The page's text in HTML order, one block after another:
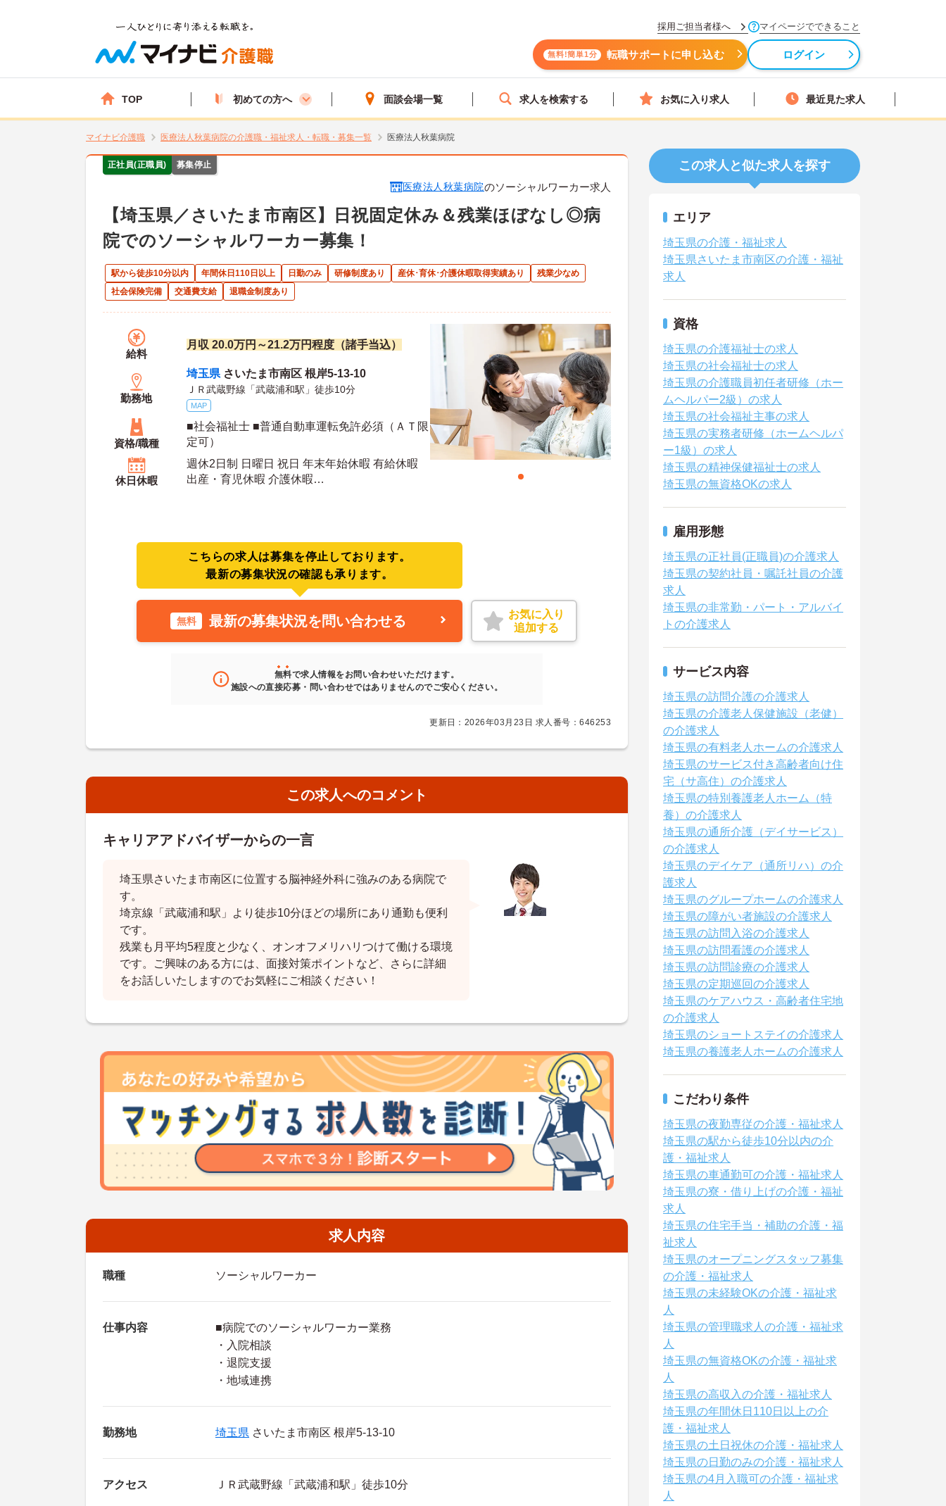
採用ご担当者様へ マイページでできること
無料!簡単1分 転職サポートに申し込む ログイン
TOP 初めての方へ 面談会場一覧 求人を検索する お気に入り求人 最近見た求人
マイナビ介護職 医療法人秋葉病院の介護職・福祉求人・転職・募集一覧 医療法人秋葉病院
正社員(正職員) 募集停止
医療法人秋葉病院のソーシャルワーカー求人
【埼玉県／さいたま市南区】日祝固定休み＆残業ほぼなし◎病
院でのソーシャルワーカー募集！
駅から徒歩10分以内 年間休日110日以上 日勤のみ 研修制度あり 産休･育休･介護休暇取得実績あり
残業少なめ
社会保険完備
交通費支給 退職金制度あり
給料
月収 20.0万円～21.2万円程度（諸手当込）
勤務地
埼玉県 さいたま市南区 根岸5-13-10
ＪＲ武蔵野線「武蔵浦和駅」徒歩10分
MAP
資格/職種
■社会福祉士 ■普通自動車運転免許必須（ＡＴ限
定可）
休日休暇
週休2日制 日曜日 祝日 年末年始休暇 有給休暇
出産・育児休暇 介護休暇
こちらの求人は募集を停止しております。
最新の募集状況の確認も承ります。
無料 最新の募集状況を問い合わせる
お気に入り
追加する
無料で求人情報をお問い合わせいただけます。
施設への直接応募・問い合わせではありませんのでご安心ください。
更新日：2026年03月23日 求人番号：646253
この求人へのコメント
キャリアアドバイザーからの一言
埼玉県さいたま市南区に位置する脳神経外科に強みのある病院で
す。
埼京線「武蔵浦和駅」より徒歩10分ほどの場所にあり通勤も便利
です。
残業も月平均5程度と少なく、オンオフメリハリつけて働ける環境
です。ご興味のある方には、面接対策ポイントなど、さらに詳細
をお話しいたしますのでお気軽にご相談ください！
求人内容
職種 ソーシャルワーカー
仕事内容
■病院でのソーシャルワーカー業務
・入院相談
・退院支援
・地域連携
勤務地 埼玉県 さいたま市南区 根岸5-13-10
アクセス ＪＲ武蔵野線「武蔵浦和駅」徒歩10分
この求人と似た求人を探す
エリア
埼玉県の介護・福祉求人
埼玉県さいたま市南区の介護・福祉
求人
資格
埼玉県の介護福祉士の求人
埼玉県の社会福祉士の求人
埼玉県の介護職員初任者研修（ホー
ムヘルパー2級）の求人
埼玉県の社会福祉主事の求人
埼玉県の実務者研修（ホームヘルパ
ー1級）の求人
埼玉県の精神保健福祉士の求人
埼玉県の無資格OKの求人
雇用形態
埼玉県の正社員(正職員)の介護求人
埼玉県の契約社員・嘱託社員の介護
求人
埼玉県の非常勤・パート・アルバイ
トの介護求人
サービス内容
埼玉県の訪問介護の介護求人
埼玉県の介護老人保健施設（老健）
の介護求人
埼玉県の有料老人ホームの介護求人
埼玉県のサービス付き高齢者向け住
宅（サ高住）の介護求人
埼玉県の特別養護老人ホーム（特
養）の介護求人
埼玉県の通所介護（デイサービス）
の介護求人
埼玉県のデイケア（通所リハ）の介
護求人
埼玉県のグループホームの介護求人
埼玉県の障がい者施設の介護求人
埼玉県の訪問入浴の介護求人
埼玉県の訪問看護の介護求人
埼玉県の訪問診療の介護求人
埼玉県の定期巡回の介護求人
埼玉県のケアハウス・高齢者住宅地
の介護求人
埼玉県のショートステイの介護求人
埼玉県の養護老人ホームの介護求人
こだわり条件
埼玉県の夜勤専従の介護・福祉求人
埼玉県の駅から徒歩10分以内の介
護・福祉求人
埼玉県の車通勤可の介護・福祉求人
埼玉県の寮・借り上げの介護・福祉
求人
埼玉県の住宅手当・補助の介護・福
祉求人
埼玉県のオープニングスタッフ募集
の介護・福祉求人
埼玉県の未経験OKの介護・福祉求
人
埼玉県の管理職求人の介護・福祉求
人
埼玉県の無資格OKの介護・福祉求
人
埼玉県の高収入の介護・福祉求人
埼玉県の年間休日110日以上の介
護・福祉求人
埼玉県の土日祝休の介護・福祉求人
埼玉県の日勤のみの介護・福祉求人
埼玉県の4月入職可の介護・福祉求
人